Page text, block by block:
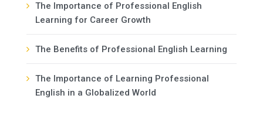
The Importance of Professional English
Learning for Career Growth
The Benefits of Professional English Learning
The Importance of Learning Professional
English in a Globalized World